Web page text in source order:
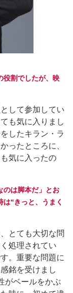
役割でしたが、映
して参加してい
も気に入りまし
したキラン・ラ
ったところに、
気に入ったの
のは脚本だ」とお
“きっと、うまく
とても大切な問
処理されてい
。重要な問題に
銘を受けまし
がベールをかぶ